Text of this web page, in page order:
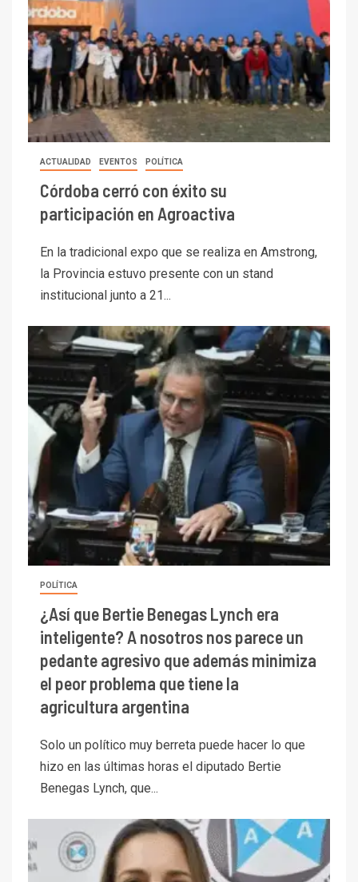
ACTUALIDAD EVENTOS POLÍTICA
Córdoba cerró con éxito su
participación en Agroactiva
En la tradicional expo que se realiza en Amstrong,
la Provincia estuvo presente con un stand
institucional junto a 21...
POLÍTICA
¿Así que Bertie Benegas Lynch era
inteligente? A nosotros nos parece un
pedante agresivo que además minimiza
el peor problema que tiene la
agricultura argentina
Solo un político muy berreta puede hacer lo que
hizo en las últimas horas el diputado Bertie
Benegas Lynch, que...